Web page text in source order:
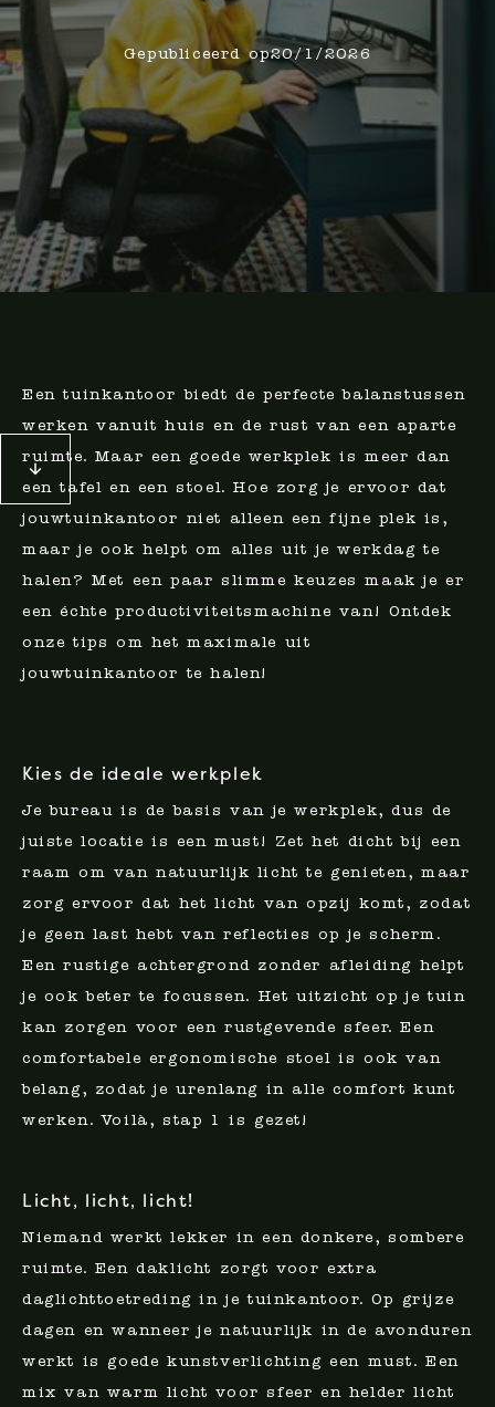
Gepubliceerd op20/1/2026
Een tuinkantoor biedt de perfecte balanstussen
werken vanuit huis en de rust van een aparte
ruimte. Maar een goede werkplek is meer dan
een tafel en een stoel. Hoe zorg je ervoor dat
jouwtuinkantoor niet alleen een fijne plek is,
maar je ook helpt om alles uit je werkdag te
halen? Met een paar slimme keuzes maak je er
een échte productiviteitsmachine van! Ontdek
onze tips om het maximale uit
jouwtuinkantoor te halen!
Kies de ideale werkplek
Je bureau is de basis van je werkplek, dus de
juiste locatie is een must! Zet het dicht bij een
raam om van natuurlijk licht te genieten, maar
zorg ervoor dat het licht van opzij komt, zodat
je geen last hebt van reflecties op je scherm.
Een rustige achtergrond zonder afleiding helpt
je ook beter te focussen. Het uitzicht op je tuin
kan zorgen voor een rustgevende sfeer. Een
comfortabele ergonomische stoel is ook van
belang, zodat je urenlang in alle comfort kunt
werken. Voilà, stap 1 is gezet!
Licht, licht, licht!
Niemand werkt lekker in een donkere, sombere
ruimte. Een daklicht zorgt voor extra
daglichttoetreding in je tuinkantoor. Op grijze
dagen en wanneer je natuurlijk in de avonduren
werkt is goede kunstverlichting een must. Een
mix van warm licht voor sfeer en helder licht